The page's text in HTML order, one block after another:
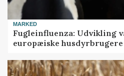
MARKED
Fugleinfluenza: Udvikling
europæiske husdyrbrugere